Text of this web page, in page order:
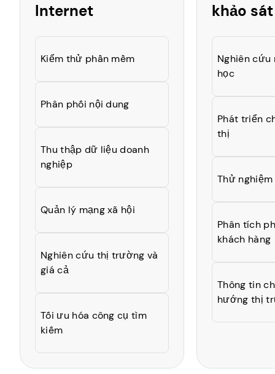
Internet
Kiểm thử phần mềm
Phân phối nội dung
Thu thập dữ liệu doanh
nghiệp
Quản lý mạng xã hội
Nghiên cứu thị trường và
giá cả
Tối ưu hóa công cụ tìm
kiếm
khảo
Nghiên cứu
học
Phát triển
thị
Thử
Phân tích
khách hàng
Thông tin
hướng thị